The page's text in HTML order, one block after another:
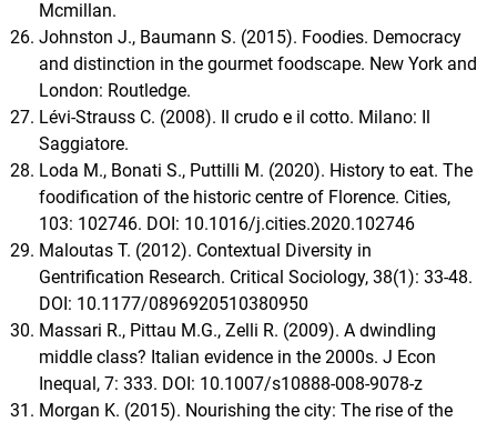
Mcmillan.
Johnston J., Baumann S. (2015). Foodies. Democracy
and distinction in the gourmet foodscape. New York and
London: Routledge.
Lévi-Strauss C. (2008). Il crudo e il cotto. Milano: Il
Saggiatore.
Loda M., Bonati S., Puttilli M. (2020). History to eat. The
foodification of the historic centre of Florence. Cities,
103: 102746. DOI: 10.1016/j.cities.2020.102746
Maloutas T. (2012). Contextual Diversity in
Gentrification Research. Critical Sociology, 38(1): 33-48.
DOI: 10.1177/0896920510380950
Massari R., Pittau M.G., Zelli R. (2009). A dwindling
middle class? Italian evidence in the 2000s. J Econ
Inequal, 7: 333. DOI: 10.1007/s10888-008-9078-z
Morgan K. (2015). Nourishing the city: The rise of the